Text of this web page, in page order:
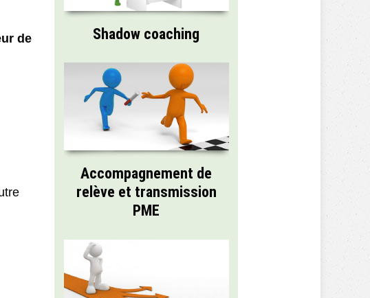
de
Shadow coaching
Accompagnement de
relève et transmission
PME